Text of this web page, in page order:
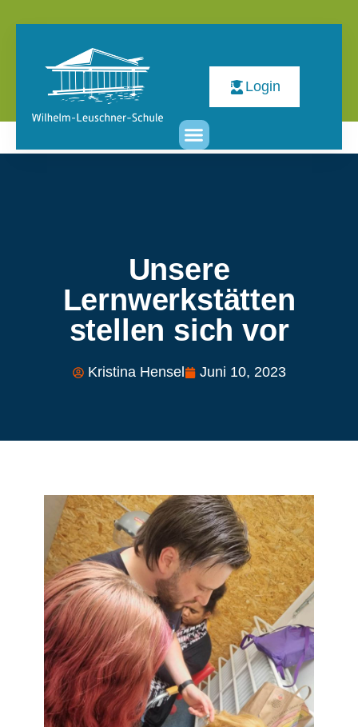
Login
Unsere
Lernwerkstätten
stellen sich vor
Kristina Hensel Juni 10, 2023